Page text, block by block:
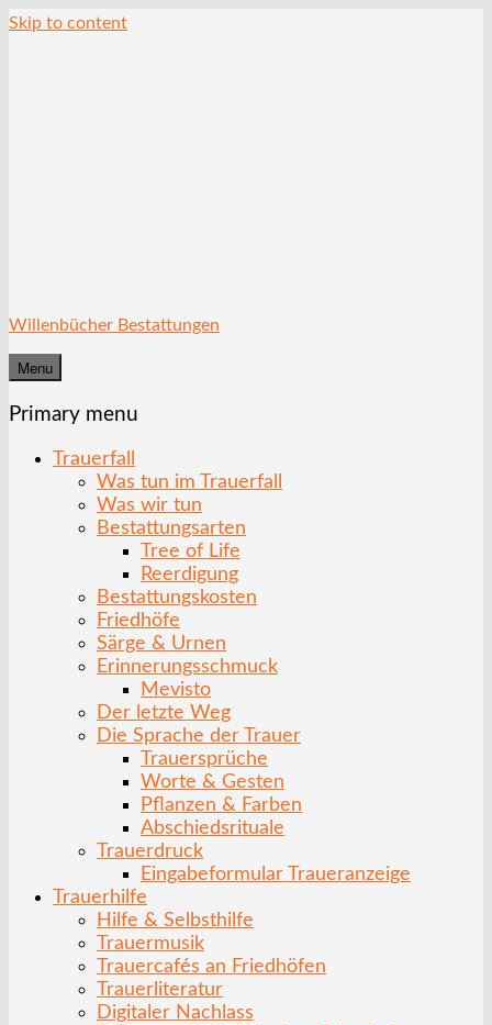
Skip to content
Willenbücher Bestattungen
Menu
Primary menu
Trauerfall
Was tun im Trauerfall
Was wir tun
Bestattungsarten
Tree of Life
Reerdigung
Bestattungskosten
Friedhöfe
Särge & Urnen
Erinnerungsschmuck
Mevisto
Der letzte Weg
Die Sprache der Trauer
Trauersprüche
Worte & Gesten
Pflanzen & Farben
Abschiedsrituale
Trauerdruck
Eingabeformular Traueranzeige
Trauerhilfe
Hilfe & Selbsthilfe
Trauermusik
Trauercafés an Friedhöfen
Trauerliteratur
Digitaler Nachlass